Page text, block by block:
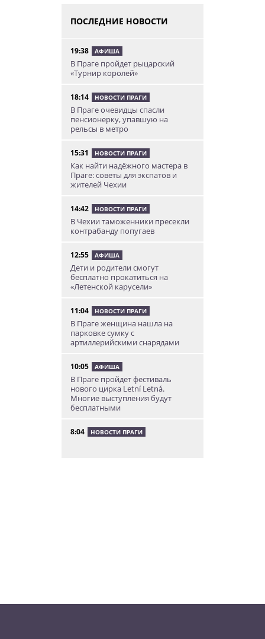
ПОСЛЕДНИЕ НОВОСТИ
19:38 АФИША
В Праге пройдет рыцарский
«Турнир королей»
18:14 НОВОСТИ ПРАГИ
В Праге очевидцы спасли
пенсионерку, упавшую на
рельсы в метро
15:31 НОВОСТИ ПРАГИ
Как найти надёжного мастера в
Праге: советы для экспатов и
жителей Чехии
14:42 НОВОСТИ ПРАГИ
В Чехии таможенники пресекли
контрабанду попугаев
12:55 АФИША
Дети и родители смогут
бесплатно прокатиться на
«Летенской карусели»
11:04 НОВОСТИ ПРАГИ
В Праге женщина нашла на
парковке сумку с
артиллерийскими снарядами
10:05 АФИША
В Праге пройдет фестиваль
нового цирка Letní Letná.
Многие выступления будут
бесплатными
8:04 НОВОСТИ ПРАГИ